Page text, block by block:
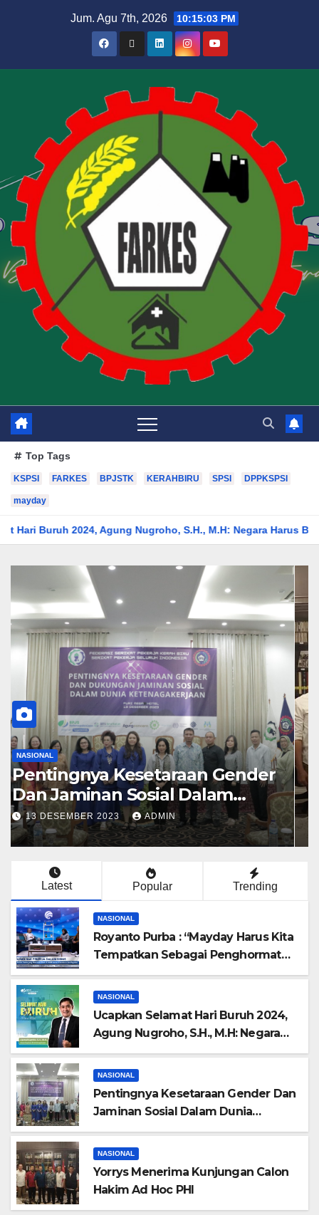
Jum. Agu 7th, 2026 10:15:04 PM
Top Tags
KSPSI FARKES BPJSTK KERAHBIRU SPSI DPPKSPSI
mayday
Agung Nugroho, S.H., M.H: Negara Harus Bisa Sejahterakan
NASIONAL
Yorrys Menerima Kunjungan
Calon Hakim Ad Hoc PHI
23 AGUSTUS 2023 ADMIN
Latest Popular Trending
NASIONAL
Royanto Purba : “Mayday Harus Kita
Tempatkan Sebagai Penghormatan
Terhadap HAM”
NASIONAL
Ucapkan Selamat Hari Buruh 2024,
Agung Nugroho, S.H., M.H: Negara
Harus Bisa Sejahterakan Para
Pekerja dan Keluarganya
NASIONAL
Pentingnya Kesetaraan Gender Dan
Jaminan Sosial Dalam Dunia
Tenagakerja
NASIONAL
Yorrys Menerima Kunjungan Calon
Hakim Ad Hoc PHI